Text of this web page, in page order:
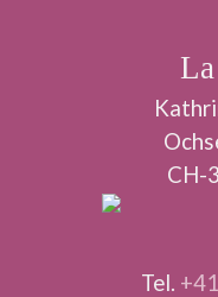
CH-
Tel.